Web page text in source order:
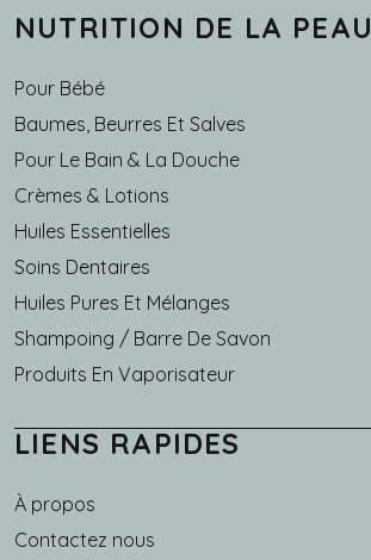
NUTRITION DE LA PEAU
Pour Bébé
Baumes, Beurres Et Salves
Pour Le Bain & La Douche
Crèmes & Lotions
Huiles Essentielles
Soins Dentaires
Huiles Pures Et Mélanges
Shampoing / Barre De Savon
Produits En Vaporisateur
LIENS RAPIDES
À propos
Main navigation
Contactez nous